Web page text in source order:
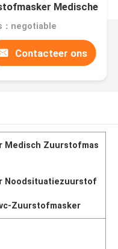
Medische
：negotiable
Contacteer ons
Medisch Zuurstofmas
Noodsituatiezuurstof
Zuurstofmasker